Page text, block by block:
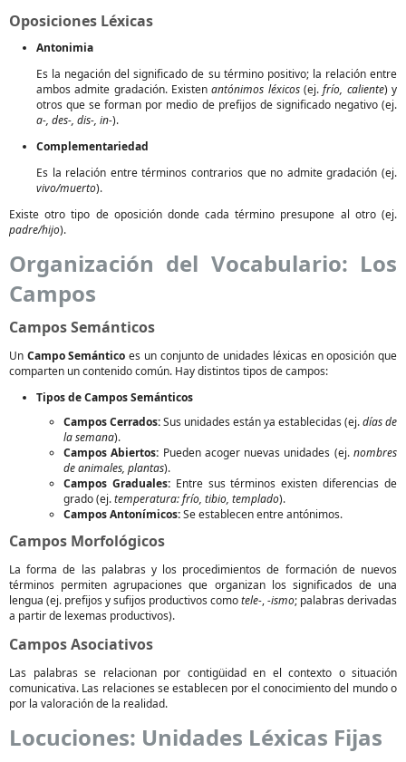
Oposiciones Léxicas
Antonimia
Es la negación del significado de su término positivo; la relación entre
ambos admite gradación. Existenantónimos léxicos(ej.frío, caliente) y
otros que se forman por medio de prefijos de significado negativo (ej.
a-, des-, dis-, in-).
Complementariedad
Es la relación entre términos contrarios que no admite gradación (ej.
vivo/muerto).
Existe otro tipo de oposición donde cada término presupone al otro (ej.
padre/hijo).
Organización del Vocabulario: Los
Campos
Campos Semánticos
Un Campo Semántico es un conjunto de unidades léxicas en oposición que
comparten un contenido común. Hay distintos tipos de campos:
Tipos de Campos Semánticos
Campos Cerrados:Sus unidades están ya establecidas (ej.días de
la semana).
Campos Abiertos: Pueden acoger nuevas unidades (ej.nombres
de animales, plantas).
Campos Graduales:Entre sus términos existen diferencias de
grado (ej.temperatura: frío, tibio, templado).
Campos Antonímicos:Se establecen entre antónimos.
Campos Morfológicos
La forma de las palabras y los procedimientos de formación de nuevos
términos permiten agrupaciones que organizan los significados de una
lengua (ej. prefijos y sufijos productivos comotele-,-ismo; palabras derivadas
a partir de lexemas productivos).
Campos Asociativos
Las palabras se relacionan por contigüidad en el contexto o situación
comunicativa. Las relaciones se establecen por el conocimiento del mundo o
por la valoración de la realidad.
Locuciones: Unidades Léxicas Fijas